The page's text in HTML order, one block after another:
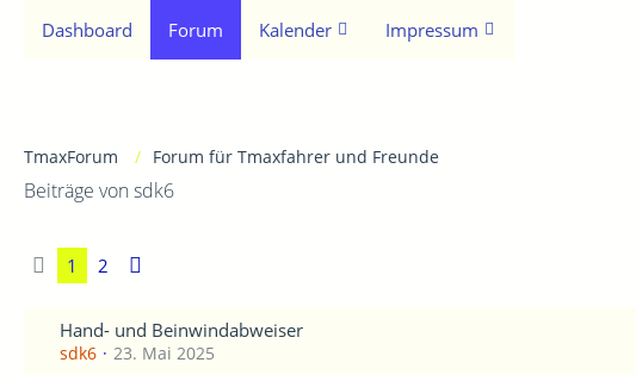
Dashboard Forum Kalender Impressum
TmaxForum Forum für Tmaxfahrer und Freunde
Beiträge von sdk6
1 2
Hand- und Beinwindabweiser
sdk6 23. Mai 2025